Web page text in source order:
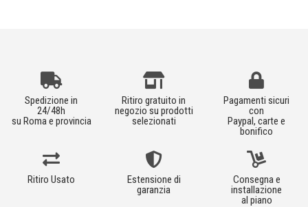
Spedizione in
24/48h
su Roma e provincia
Ritiro gratuito in
negozio su prodotti
selezionati
Pagamenti sicuri
con
Paypal, carte e
bonifico
Ritiro Usato
Estensione di
garanzia
Consegna e
installazione
al piano